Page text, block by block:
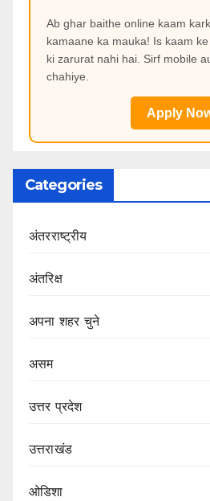
Ab ghar baithe online kaam
kamaane ka mauka! Is kaam
ki zarurat nahi hai. Sirf mobile
chahiye.
Apply
Categories
अंतरराष्ट्रीय
अंतरिक्ष
अपना शहर चुने
असम
उत्तर प्रदेश
उत्तराखंड
ओडिशा